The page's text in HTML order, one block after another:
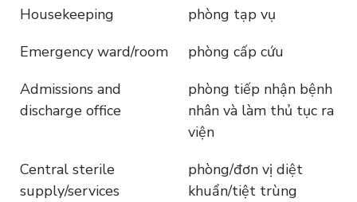
Housekeeping
phòng tạp vụ
Emergency ward/room
phòng cấp cứu
Admissions and
discharge office
phòng tiếp nhận bệnh
nhân và làm thủ tục ra
viện
Central sterile
supply/services
phòng/đơn vị diệt
khuẩn/tiệt trùng